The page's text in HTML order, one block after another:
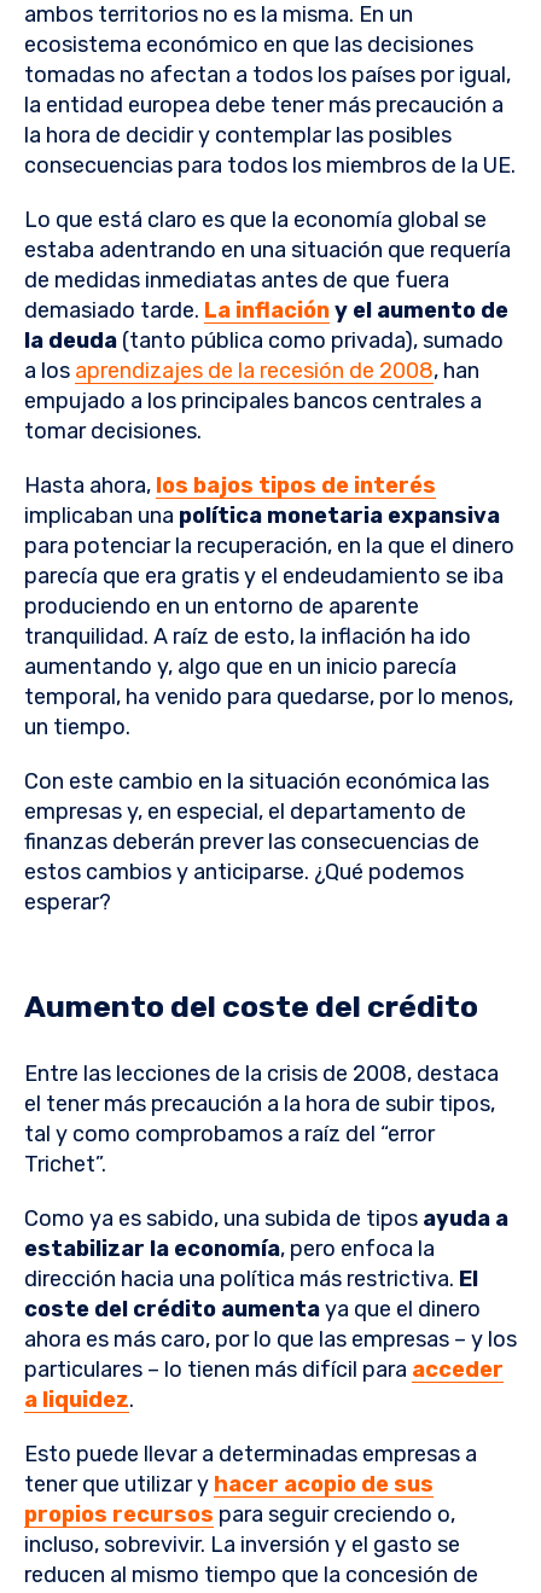
ambos territorios no es la misma. En un
ecosistema económico en que las decisiones
tomadas no afectan a todos los países por igual,
la entidad europea debe tener más precaución a
la hora de decidir y contemplar las posibles
consecuencias para todos los miembros de la UE.
Lo que está claro es que la economía global se
estaba adentrando en una situación que requería
de medidas inmediatas antes de que fuera
demasiado tarde. La inflacióny el aumento de
la deuda (tanto pública como privada), sumado
a los aprendizajes de la recesión de 2008, han
empujado a los principales bancos centrales a
tomar decisiones.
Hasta ahora, los bajos tipos de interés
implicaban una política monetaria expansiva
para potenciar la recuperación, en la que el dinero
parecía que era gratis y el endeudamiento se iba
produciendo en un entorno de aparente
tranquilidad. A raíz de esto, la inflación ha ido
aumentando y, algo que en un inicio parecía
temporal, ha venido para quedarse, por lo menos,
un tiempo.
Con este cambio en la situación económica las
empresas y, en especial, el departamento de
finanzas deberán prever las consecuencias de
estos cambios y anticiparse. ¿Qué podemos
esperar?
Aumento del coste del crédito
Entre las lecciones de la crisis de 2008, destaca
el tener más precaución a la hora de subir tipos,
tal y como comprobamos a raíz del “error
Trichet”.
Como ya es sabido, una subida de tipos ayuda a
estabilizar la economía, pero enfoca la
dirección hacia una política más restrictiva. El
coste del crédito aumentaya que el dinero
ahora es más caro, por lo que las empresas – y los
particulares – lo tienen más difícil para acceder
a liquidez.
Esto puede llevar a determinadas empresas a
tener que utilizar y hacer acopio de sus
propios recursos para seguir creciendo o,
incluso, sobrevivir. La inversión y el gasto se
reducen al mismo tiempo que la concesión de